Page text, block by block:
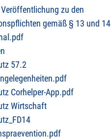
zu den
gemäß § 13 und 14
57.2
Corhelper-App.pdf
Wirtschaft